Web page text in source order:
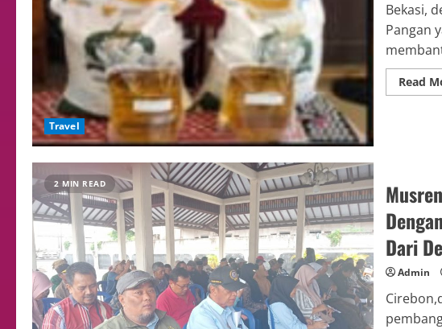
Travel
Bekasi,
Pangan
Read
2 MIN READ
Dari
Admin